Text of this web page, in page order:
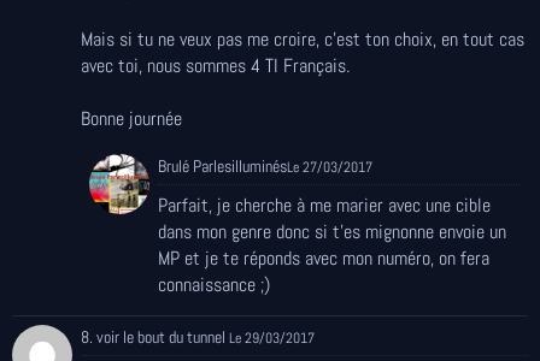
Mais si tu ne veux pas me croire, c'est ton choix, en tout cas
avec toi, nous sommes 4 TI Français.
Bonne journée
Brulé ParlesilluminésLe 27/03/2017
Parfait, je cherche à me marier avec une cible
dans mon genre donc si t'es mignonne envoie un
MP et je te réponds avec mon numéro, on fera
connaissance ;)
8. voir le bout du tunnel Le 29/03/2017